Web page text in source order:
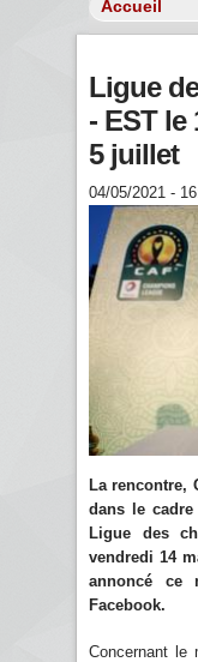
Ligue
- EST le
5 juillet
04/05/2021 -
La rencontre,
dans le
Ligue des
vendredi 14
annoncé ce
Facebook.
Concernant le